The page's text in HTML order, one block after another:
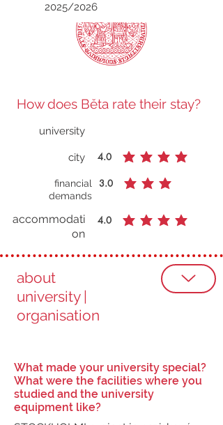
2025/2026
How does Běta rate their stay?
university
city
4.0
average rating is 4 out of 5
financial
demands
3.0
average rating is 3 out of 5
accommodati
on
4.0
average rating is 4 out of 5
about
university |
organisation
What made your university special?
What were the facilities where you
studied and the university
equipment like?